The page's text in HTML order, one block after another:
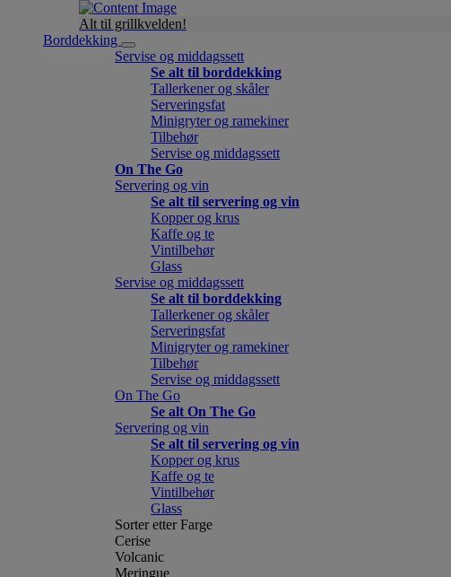
Alt til grillkvelden!
Borddekking
Servise og middagssett
Se alt til borddekking
Tallerkener og skåler
Serveringsfat
Minigryter og ramekiner
Tilbehør
Servise og middagssett
On The Go
Servering og vin
Se alt til servering og vin
Kopper og krus
Kaffe og te
Vintilbehør
Glass
Servise og middagssett
Se alt til borddekking
Tallerkener og skåler
Serveringsfat
Minigryter og ramekiner
Tilbehør
Servise og middagssett
On The Go
Se alt On The Go
Servering og vin
Se alt til servering og vin
Kopper og krus
Kaffe og te
Vintilbehør
Glass
Sorter etter Farge
Cerise
Volcanic
Meringue